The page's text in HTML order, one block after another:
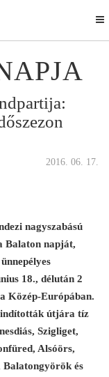
2016. 06. 17.
nagyszabású
Balaton napját,
18., délután 2
Közép-Európában.
útjára tíz
Szigliget,
Alsóörs,
Balatongyörök és